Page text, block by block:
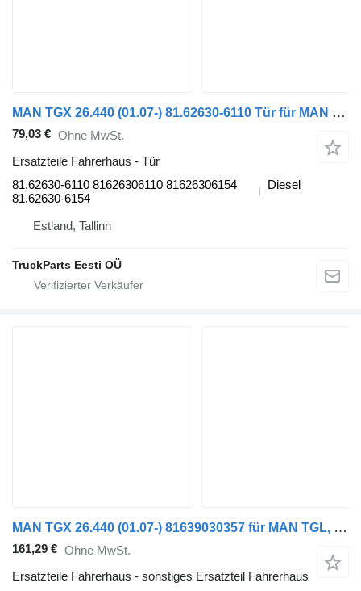
MAN TGX 26.440 (01.07-) 81.62630-6110 Tür für MAN TGL, TGM, TGS, TGX (2005-2021) Sattelzugmaschine
79,03 € Ohne MwSt.
Ersatzteile Fahrerhaus - Tür
81.62630-6110 81626306110 81626306154
81.62630-6154
Diesel
Estland, Tallinn
TruckParts Eesti OÜ
MAN TGX 26.440 (01.07-) 81639030357 für MAN TGL, TGM, TGS, TGX (2005-2021) Sattelzugmaschine
161,29 € Ohne MwSt.
Ersatzteile Fahrerhaus - sonstiges Ersatzteil Fahrerhaus